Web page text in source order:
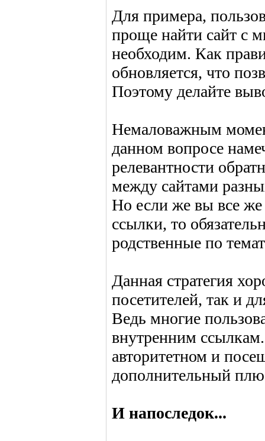
Для примера,
проще найти сайт с
необходим. Как
обновляется, что
Поэтому делайте
Немаловажным
данном вопросе
релевантности
между сайтами
Но если же вы все же
ссылки, то
родственные по
Данная стратегия
посетителей, так и
Ведь многие
внутренним
авторитетном и
дополнительный
И напоследок...